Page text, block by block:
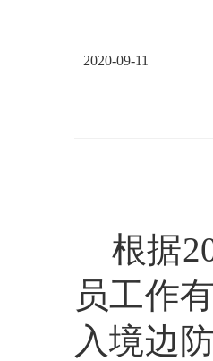
2020-09-11
根据
员工作
入境边